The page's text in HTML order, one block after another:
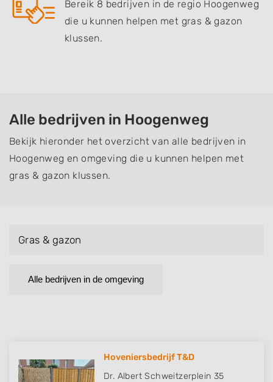
Bereik 8 bedrijven in de regio Hoogenweg
die u kunnen helpen met gras & gazon
klussen.
Alle bedrijven in Hoogenweg
Bekijk hieronder het overzicht van alle bedrijven in
Hoogenweg en omgeving die u kunnen helpen met
gras & gazon klussen.
Gras & gazon
Alle bedrijven in de omgeving
Hoveniersbedrijf T&D
Dr. Albert Schweitzerplein 35